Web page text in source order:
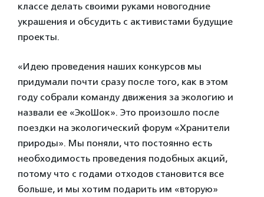
классе делать своими руками новогодние
украшения и обсудить с активистами будущие
проекты.
«Идею проведения наших конкурсов мы
придумали почти сразу после того, как в этом
году собрали команду движения за экологию и
назвали ее «ЭкоШок». Это произошло после
поездки на экологический форум «Хранители
природы». Мы поняли, что постоянно есть
необходимость проведения подобных акций,
потому что с годами отходов становится все
больше, и мы хотим подарить им «вторую»